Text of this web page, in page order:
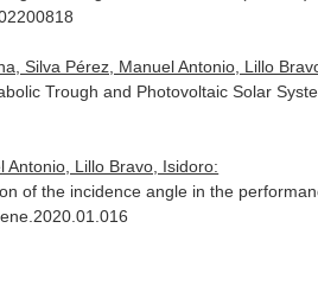
Silva Pérez, Manuel Antonio, Lillo
Trough and Photovoltaic Solar
Lillo Bravo, Isidoro:
of the incidence angle in the